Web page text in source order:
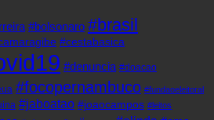
#bolsonaro #brasil
#cestabasica
#denuncia #doacao
#focopernambuco #fundaoeleitoral
#jaboatao #joaocampos #leitos